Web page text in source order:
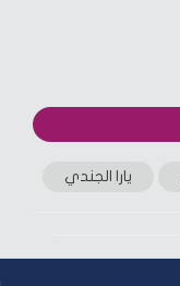
يارا الجندي